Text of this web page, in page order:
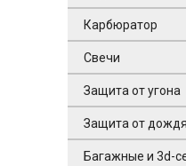
Карбюратор
Свечи
Защита от угона
Защита от дождя
Багажные и 3d-